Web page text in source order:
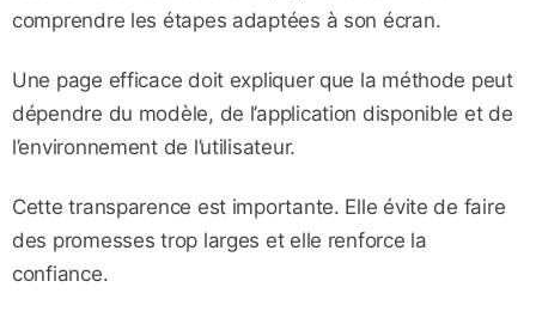
comprendre les étapes adaptées à son écran.
Une page efficace doit expliquer que la méthode peut
dépendre du modèle, de l’application disponible et de
l’environnement de l’utilisateur.
Cette transparence est importante. Elle évite de faire
des promesses trop larges et elle renforce la
confiance.